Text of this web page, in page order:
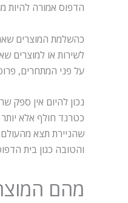
הדפוס אמורה להיות
כהשלמת המוצרים
לשירות או למוצרים
על פני המתחרים,
נכון להיום אין ספק
כטרנד חולף אלא
שהניירת תצא
והטובה כגון בית
מהם